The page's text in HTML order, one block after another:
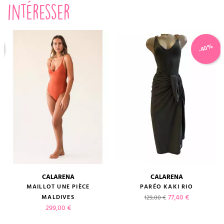
intéresser
CALARENA
MAILLOT UNE PIÈCE
MALDIVES
Prix
299,00 €
CALARENA
PARÉO KAKI RIO
Prix de base
129,00 € Prix
77,40 €
-40%